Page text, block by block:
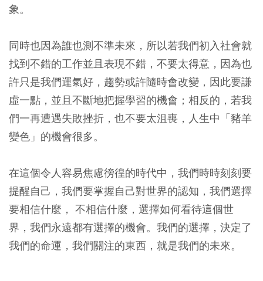
象。
同時也因為誰也測不準未來，所以若我們初入社會就
找到不錯的工作並且表現不錯，不要太得意，因為也
許只是我們運氣好，趨勢或許隨時會改變，因此要謙
虛一點，並且不斷地把握學習的機會；相反的，若我
們一再遭遇失敗挫折，也不要太沮喪，人生中「豬羊
變色」的機會很多。
在這個令人容易焦慮徬徨的時代中，我們時時刻刻要
提醒自己，我們要掌握自己對世界的認知，我們選擇
要相信什麼， 不相信什麼，選擇如何看待這個世
界，我們永遠都有選擇的機會。我們的選擇，決定了
我們的命運，我們關注的東西，就是我們的未來。